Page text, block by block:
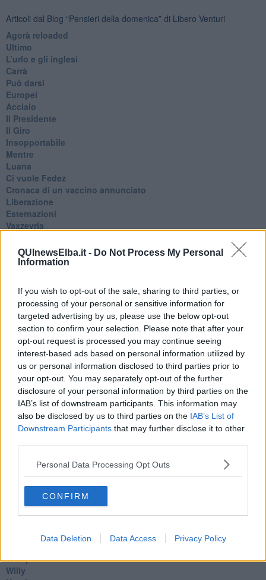
QUInewsElba.it - Do Not Process My Personal
Information
If you wish to opt-out of the sale, sharing to third parties, or
processing of your personal or sensitive information for
targeted advertising by us, please use the below opt-out
section to confirm your selection. Please note that after your
opt-out request is processed you may continue seeing
interest-based ads based on personal information utilized by
us or personal information disclosed to third parties prior to
your opt-out. You may separately opt-out of the further
disclosure of your personal information by third parties on the
IAB’s list of downstream participants. This information may
also be disclosed by us to third parties on the IAB’s List of
Downstream Participants that may further disclose it to other
Personal Data Processing Opt Outs
CONFIRM
Data Deletion Data Access Privacy Policy
Articoli dal Blog “Pensieri della domenica” di Libero Venturi
​Agorà reloaded
Ultimo
​L’urlo e gli inglesi
Carrà
Può darsi
Europei
Acciaio
Il Presidente
​Il Giro
Insopportabile
​Mentre
Luana
​Ci vuole Fedez
​Cronaca di un vaccino annunciato
​Liberazione
Esternazioni
Vaxzevria
​Ricorrenze e celebrazioni
Marte
Arie
​Vaccine Easing
No profit
Dragonheart
Con-ter?
​Con-te
Coincidenze e crisi
L'amico
​L’anno del vaccino
Giulio Regeni
​Il rosario
Paolo Rossi
​Ancora Covid
​Biden!
In memoria
​Ancora Francesco
Rieccoci
Francesco
​Il responso
Willy